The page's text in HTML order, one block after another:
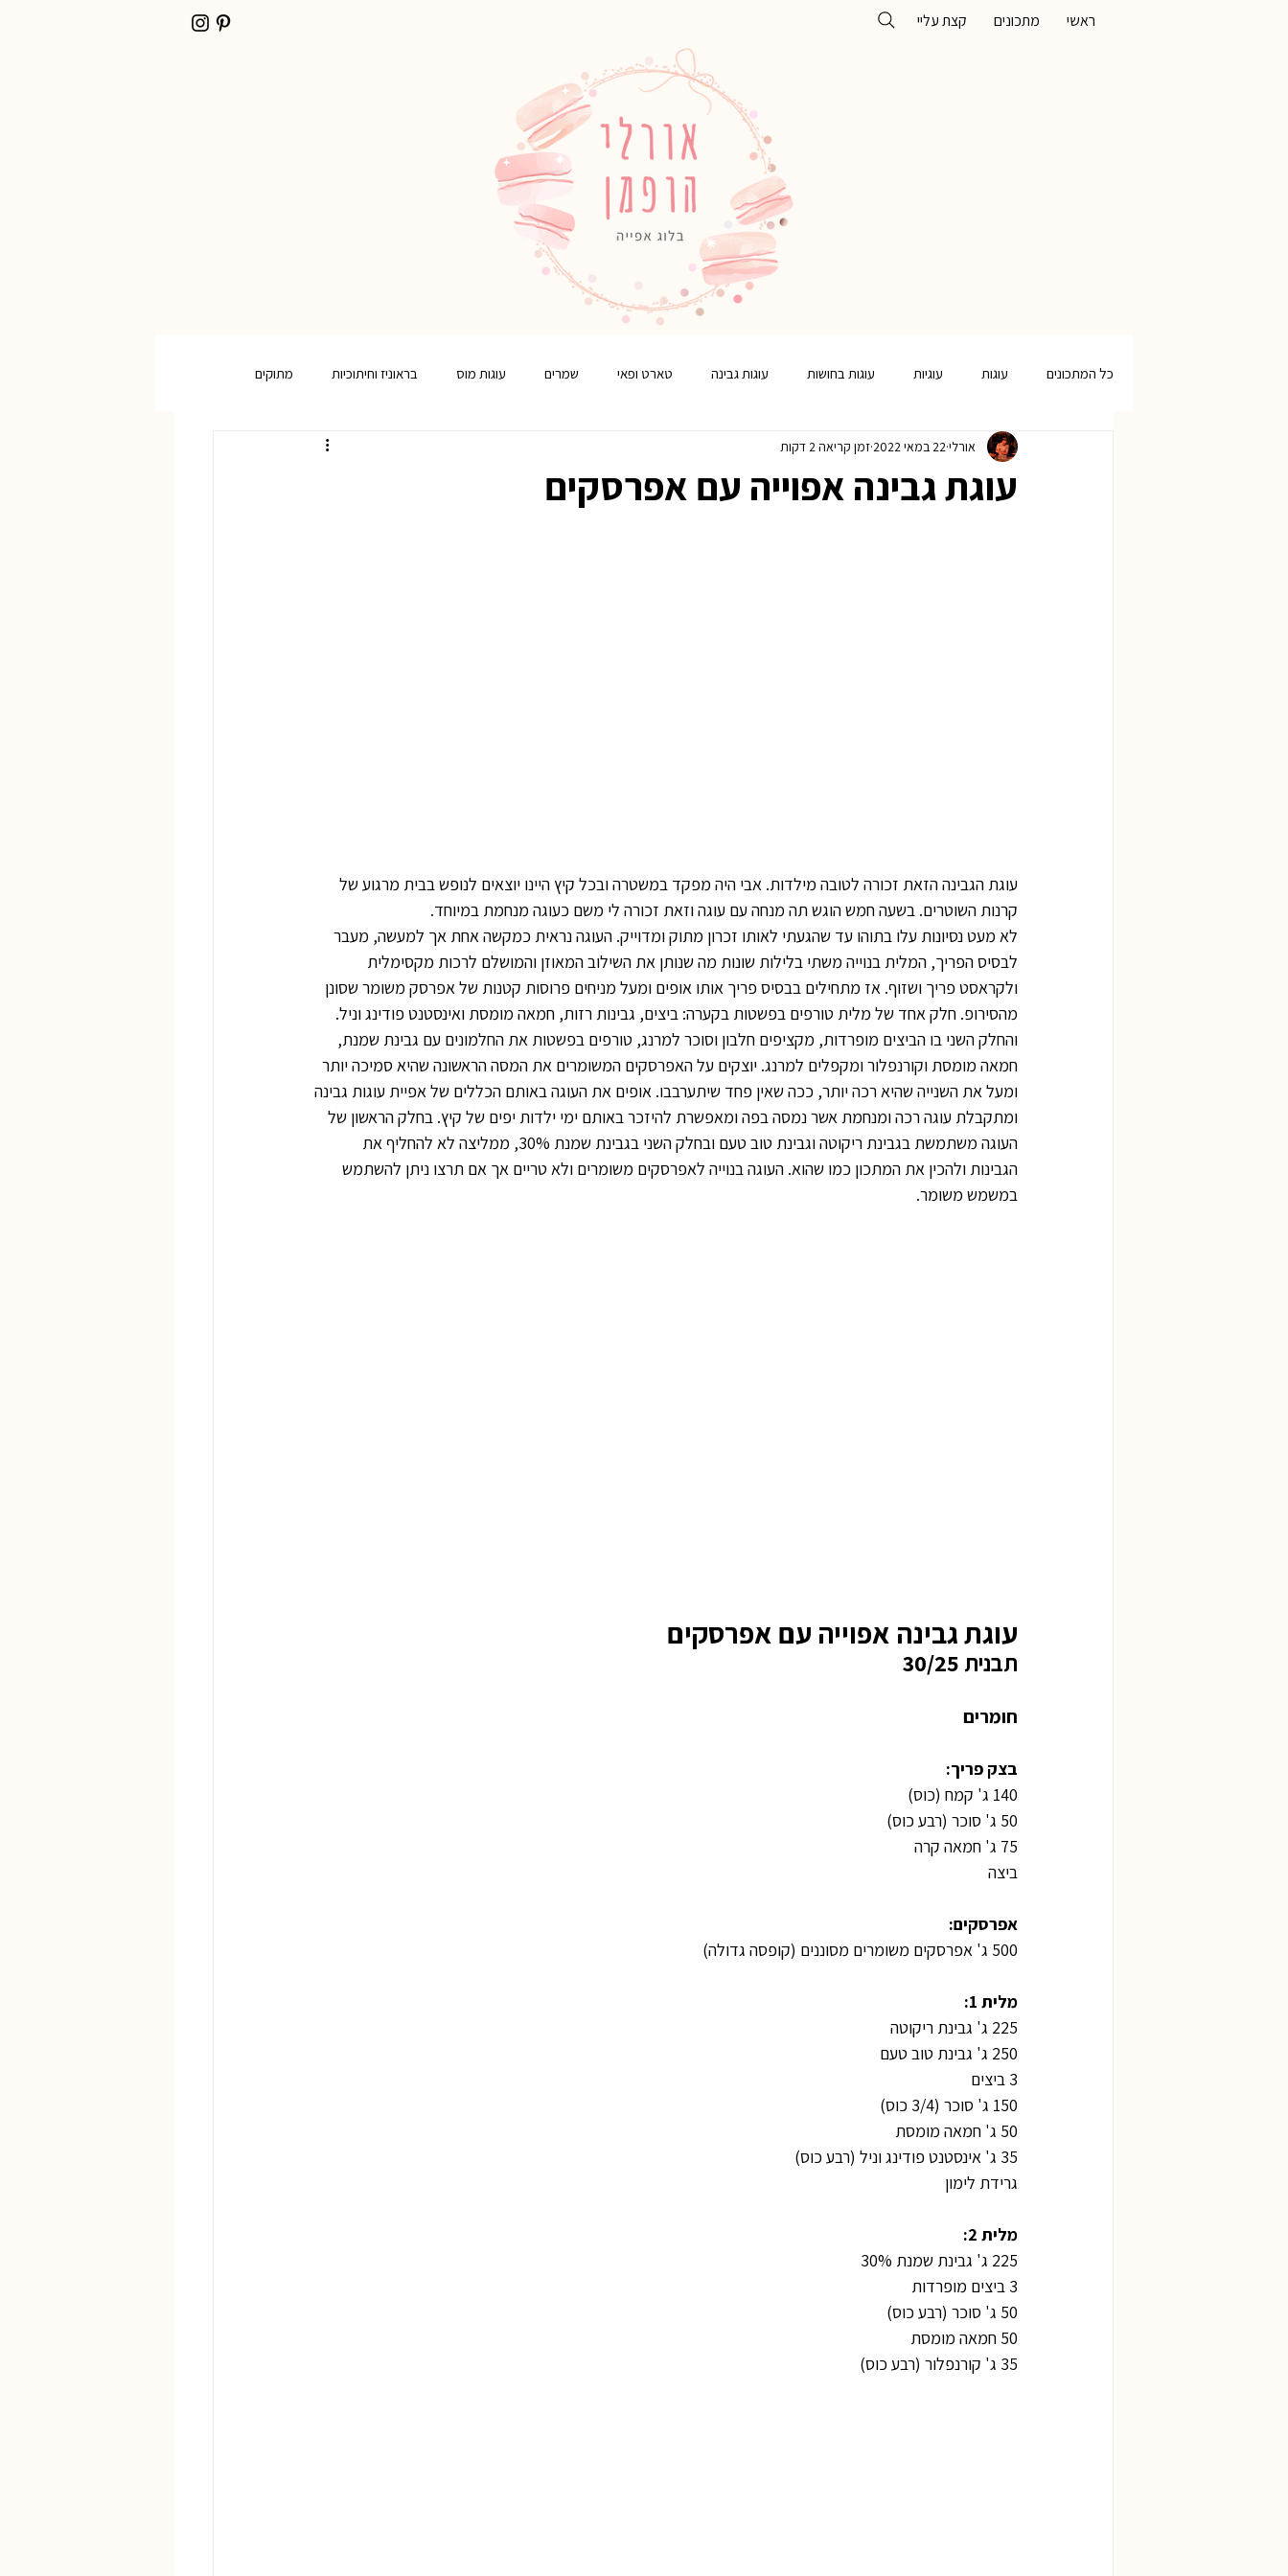
ראשי מתכונים קצת עליי
כל המתכונים עוגות עוגיות עוגות בחושות עוגות גבינה טארט ופאי שמרים עוגות מוס בראוניז וחיתוכיות מתוקים
חנוכה פורים פסח ללא גלוטן
עוגת גבינה אפוייה עם אפרסקים
אורלי 22 במאי 2022 זמן קריאה 2 דקות
עוגת הגבינה הזאת זכורה לטובה מילדות. אבי היה מפקד במשטרה ובכל קיץ היינו יוצאים לנופש בבית מרגוע של
קרנות השוטרים. בשעה חמש הוגש תה מנחה עם עוגה וזאת זכורה לי משם כעוגה מנחמת במיוחד.
לא מעט נסיונות עלו בתוהו עד שהגעתי לאותו זכרון מתוק ומדוייק. העוגה נראית כמקשה אחת אך למעשה, מעבר
לבסיס הפריך, המלית בנוייה משתי בלילות שונות מה שנותן את השילוב המאוזן והמושלם לרכות מקסימלית
ולקראסט פריך ושזוף. אז מתחילים בבסיס פריך אותו אופים ומעל מניחים פרוסות קטנות של אפרסק משומר שסונן
מהסירופ. חלק אחד של מלית טורפים בפשטות בקערה: ביצים, גבינות רזות, חמאה מומסת ואינסטנט פודינג וניל.
והחלק השני בו הביצים מופרדות, מקציפים חלבון וסוכר למרנג, טורפים בפשטות את החלמונים עם גבינת שמנת,
חמאה מומסת וקורנפלור ומקפלים למרנג. יוצקים על האפרסקים המשומרים את המסה הראשונה שהיא סמיכה יותר
ומעל את השנייה שהיא רכה יותר, ככה שאין פחד שיתערבבו. אופים את העוגה באותם הכללים של אפיית עוגות גבינה
ומתקבלת עוגה רכה ומנחמת אשר נמסה בפה ומאפשרת להיזכר באותם ימי ילדות יפים של קיץ. בחלק הראשון של
העוגה משתמשת בגבינת ריקוטה וגבינת טוב טעם ובחלק השני בגבינת שמנת 30%, ממליצה לא להחליף את
הגבינות ולהכין את המתכון כמו שהוא. העוגה בנוייה לאפרסקים משומרים ולא טריים אך אם תרצו ניתן להשתמש
במשמש משומר.
עוגת גבינה אפוייה עם אפרסקים
תבנית 30/25
חומרים
בצק פריך:
140 ג' קמח (כוס)
50 ג' סוכר (רבע כוס)
75 ג' חמאה קרה
ביצה
אפרסקים:
500 ג' אפרסקים משומרים מסוננים (קופסה גדולה)
מלית 1:
225 ג' גבינת ריקוטה
250 ג' גבינת טוב טעם
3 ביצים
150 ג' סוכר (3/4 כוס)
50 ג' חמאה מומסת
35 ג' אינסטנט פודינג וניל (רבע כוס)
גרידת לימון
מלית 2:
225 ג' גבינת שמנת 30%
3 ביצים מופרדות
50 ג' סוכר (רבע כוס)
50 חמאה מומסת
35 ג' קורנפלור (רבע כוס)